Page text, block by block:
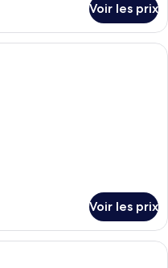
Voir les prix
chambre d’hôtel avec deux lits,
Voir les prix
chambre d’hôtel équipée d’un